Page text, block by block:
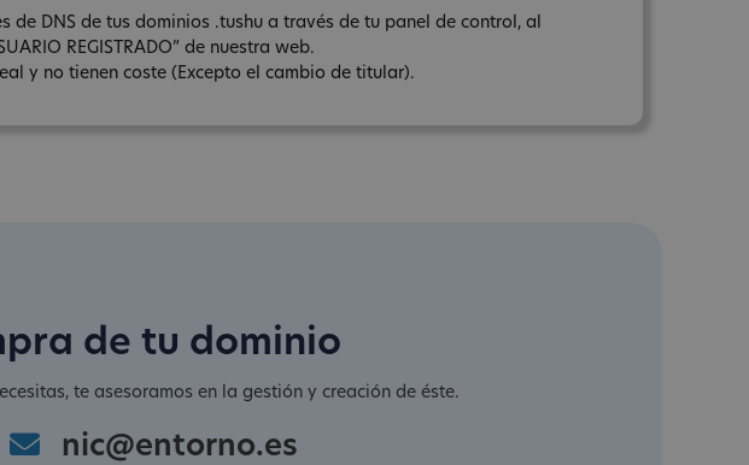
de DNS de tus dominios .tushu a través de tu panel de control, al
REGISTRADO” de nuestra web.
y no tienen coste (Excepto el cambio de titular).
de tu dominio
te asesoramos en la gestión y creación de éste.
nic@entorno.es